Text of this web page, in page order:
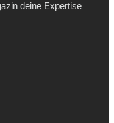
deine Expertise